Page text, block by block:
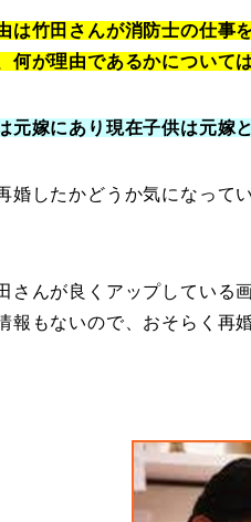
は竹田さんが消防士の仕事
何が理由であるかについて
元嫁にあり現在子供は元嫁
婚したかどうか気になって
さんが良くアップしている
報もないので、おそらく再